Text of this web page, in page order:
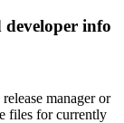
info
manager or
files for currently